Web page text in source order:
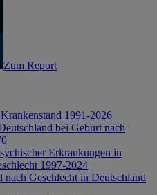
Zum Report
1991-2026
bei Geburt nach
Erkrankungen in
1997-2024
Geschlecht in Deutschland